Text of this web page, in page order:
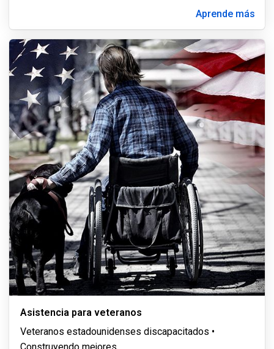
Aprende más
Asistencia para veteranos
Veteranos estadounidenses discapacitados •